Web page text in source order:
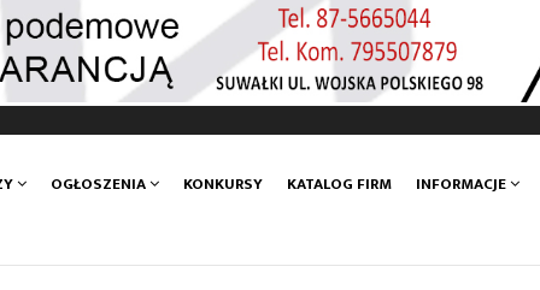
OGŁOSZENIA KONKURSY KATALOG FIRM INFORMACJE